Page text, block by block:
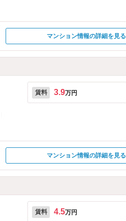
マンション情報の詳細を見る
賃料 3.9万円
マンション情報の詳細を見る
賃料 4.5万円